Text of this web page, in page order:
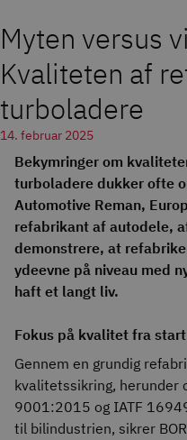
Myten versus
Kvaliteten af
turboladere
14. februar 2025
Bekymringer om
turboladere dukker ofte
Automotive Reman,
refabrikant af autodele,
demonstrere, at
ydeevne på niveau med
haft et langt liv.
Fokus på kvalitet fra
Gennem en grundig
kvalitetssikring, herunder
9001:2015 og IATF
til bilindustrien, sikrer